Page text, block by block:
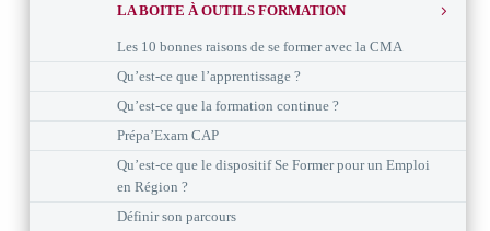
LA BOITE À OUTILS FORMATION
Les 10 bonnes raisons de se former avec la CMA
Qu’est-ce que l’apprentissage ?
Qu’est-ce que la formation continue ?
Prépa’Exam CAP
Qu’est-ce que le dispositif Se Former pour un Emploi
en Région ?
Définir son parcours